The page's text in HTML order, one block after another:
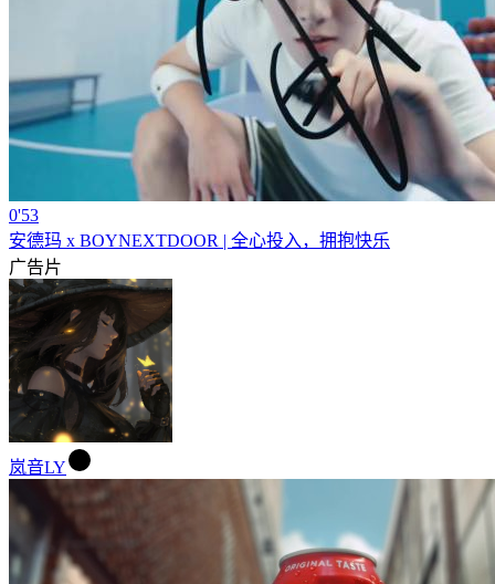
0'53
安德玛 x BOYNEXTDOOR | 全心投入，拥抱快乐
广告片
岚音LY